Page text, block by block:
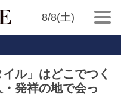
8/8(土)
ル」はどこでつく
発祥の地で会っ